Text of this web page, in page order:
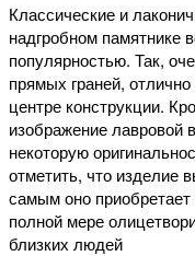
Классические и
надгробном памятнике
популярностью. Так,
прямых граней,
центре конструкции.
изображение лавровой
некоторую
отметить, что изделие
самым оно
полной мере
близких людей